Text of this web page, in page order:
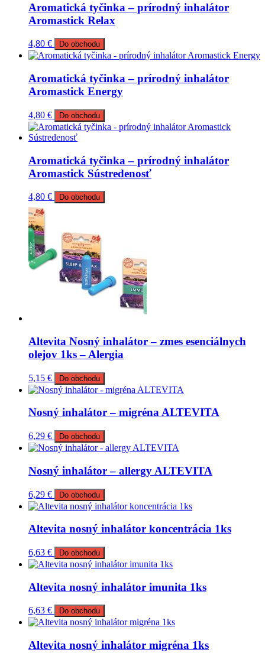
Aromatická tyčinka – prírodný inhalátor
Aromastick Relax
4,80 € Do obchodu
Aromatická tyčinka – prírodný inhalátor
Aromastick Energy
4,80 € Do obchodu
Aromatická tyčinka – prírodný inhalátor
Aromastick Sústredenosť
4,80 € Do obchodu
Altevita Nosný inhalátor – zmes esenciálnych
olejov 1ks – Alergia
5,15 € Do obchodu
Nosný inhalátor – migréna ALTEVITA
6,29 € Do obchodu
Nosný inhalátor – allergy ALTEVITA
6,29 € Do obchodu
Altevita nosný inhalátor koncentrácia 1ks
6,63 € Do obchodu
Altevita nosný inhalátor imunita 1ks
6,63 € Do obchodu
Altevita nosný inhalátor migréna 1ks